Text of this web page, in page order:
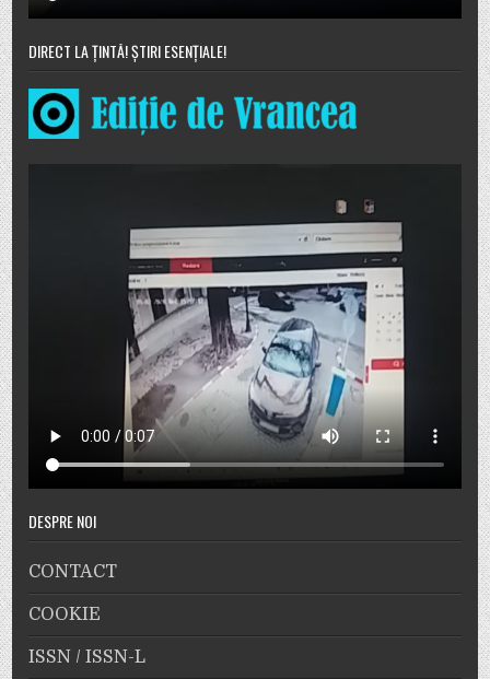
DIRECT LA ȚINTĂ! ȘTIRI ESENȚIALE!
DESPRE NOI
CONTACT
COOKIE
ISSN / ISSN-L